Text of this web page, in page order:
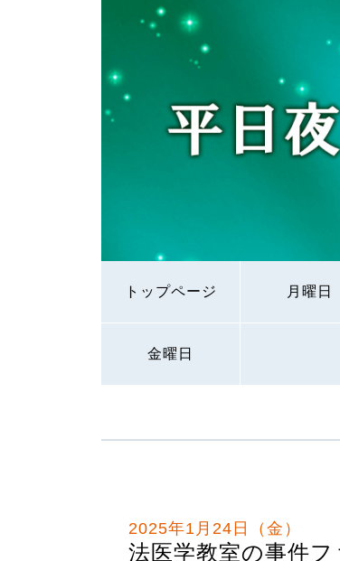
トップページ 月曜日
金曜日
2025年1月24日（金）
法医学教室の事件